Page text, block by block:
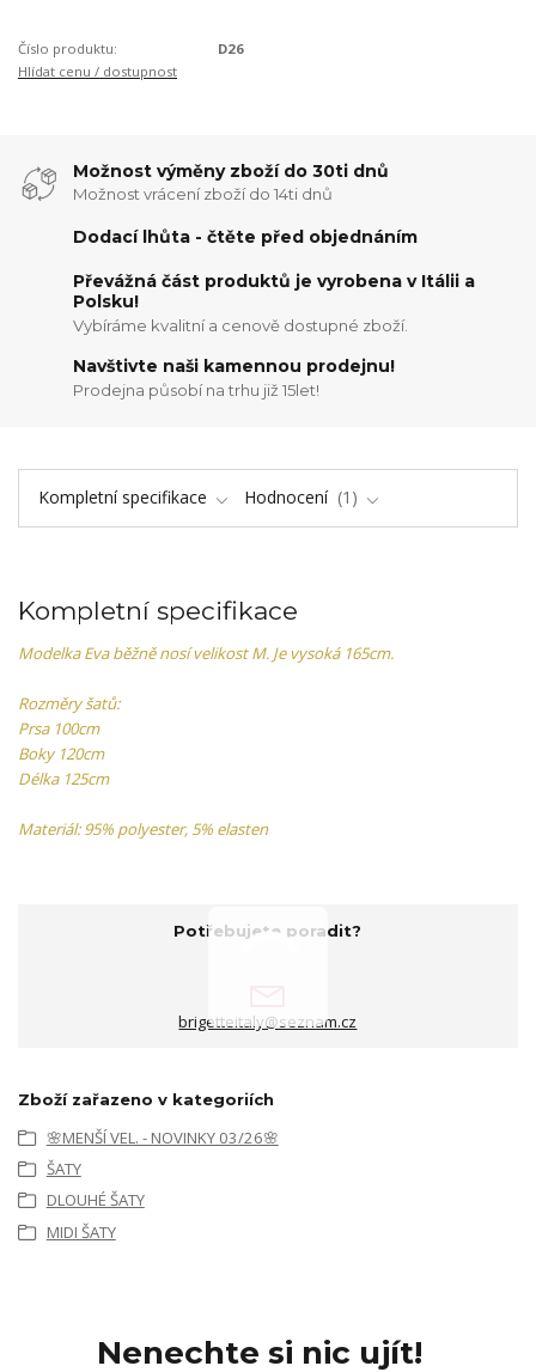
Číslo produktu:
D26
Hlídat cenu / dostupnost
Možnost výměny zboží do 30ti dnů
Možnost vrácení zboží do 14ti dnů
Dodací lhůta - čtěte před objednáním
Převážná část produktů je vyrobena v Itálii a
Polsku!
Vybíráme kvalitní a cenově dostupné zboží.
Navštivte naši kamennou prodejnu!
Prodejna působí na trhu již 15let!
Kompletní specifikace Hodnocení 1
Kompletní specifikace
Modelka Eva běžně nosí velikost M. Je vysoká 165cm.
Rozměry šatů:
Prsa 100cm
Boky 120cm
Délka 125cm
Materiál: 95% polyester, 5% elasten
Potřebujete poradit?
brigetteitaly@seznam.cz
Zboží zařazeno v kategoriích
🌸MENŠÍ VEL. - NOVINKY 03/26🌸
ŠATY
DLOUHÉ ŠATY
MIDI ŠATY
Nenechte si nic ujít!